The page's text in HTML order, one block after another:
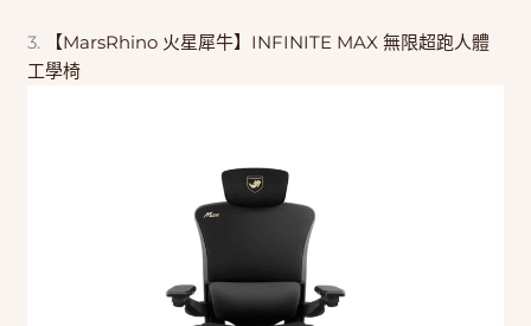
3.
【MarsRhino 火星犀牛】INFINITE MAX 無限超跑人體
工學椅